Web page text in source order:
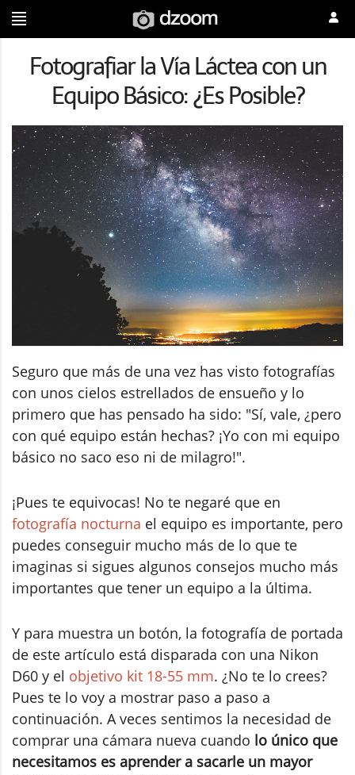
Fotografiar la Vía Láctea con un
Equipo Básico: ¿Es Posible?
Seguro que más de una vez has visto fotografías
con unos cielos estrellados de ensueño y lo
primero que has pensado ha sido: "Sí, vale, ¿pero
con qué equipo están hechas? ¡Yo con mi equipo
básico no saco eso ni de milagro!".
¡Pues te equivocas! No te negaré que en
fotografía nocturna el equipo es importante, pero
puedes conseguir mucho más de lo que te
imaginas si sigues algunos consejos mucho más
importantes que tener un equipo a la última.
Y para muestra un botón, la fotografía de portada
de este artículo está disparada con una Nikon
D60 y el objetivo kit 18-55 mm. ¿No te lo crees?
Pues te lo voy a mostrar paso a paso a
continuación. A veces sentimos la necesidad de
comprar una cámara nueva cuando lo único que
necesitamos es aprender a sacarle un mayor